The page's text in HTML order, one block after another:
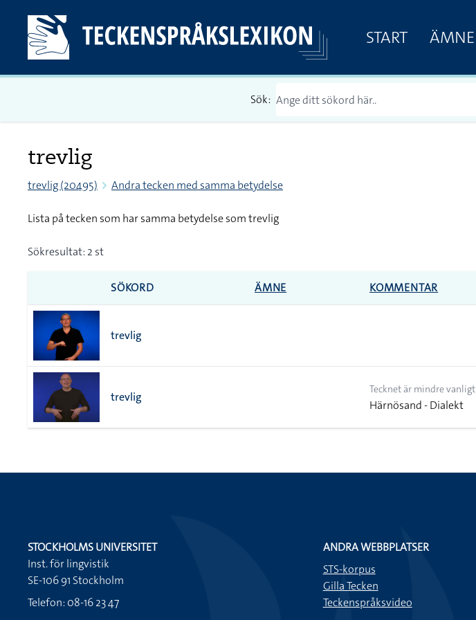
START ÄMNE
Sök:
trevlig
trevlig (20495) Andra tecken med samma betydelse
Lista på tecken som har samma betydelse som trevlig
Sökresultat: 2 st
SÖKORD ÄMNE KOMMENTAR
trevlig
trevlig
Tecknet är mindre vanligt
Härnösand - Dialekt
STOCKHOLMS UNIVERSITET
Inst. för lingvistik
SE-106 91 Stockholm
Telefon: 08-16 23 47
ANDRA WEBBPLATSER
STS-korpus
Gilla Tecken
Teckenspråksvideo